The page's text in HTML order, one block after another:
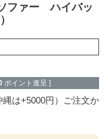
ファー ハイバッ
ポイント進呈 ]
は+5000円）ご注文か